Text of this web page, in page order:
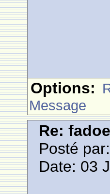
Options:
Message
Re:
Posté par:
Date: 03